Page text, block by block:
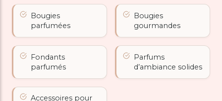
Bougies
parfumées
Bougies
gourmandes
Fondants
parfumés
Parfums
d’ambiance solides
Accessoires pour